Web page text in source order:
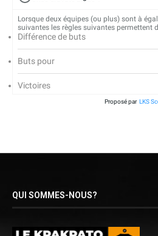
Lorsque deux équipes (ou plus) sont à
suivantes les règles suivantes permettent
Différence de buts
Buts pour
Victoires
Proposé par LKS
QUI SOMMES-NOUS?